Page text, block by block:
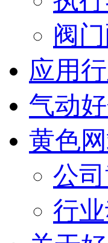
阀
应用
气动
黄色
公
行